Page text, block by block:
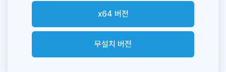
x64 버전
무설치 버전